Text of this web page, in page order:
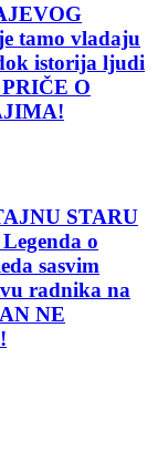
tamo vladaju
istorija ljudi
O
STARU
o
sasvim
radnika na
NE